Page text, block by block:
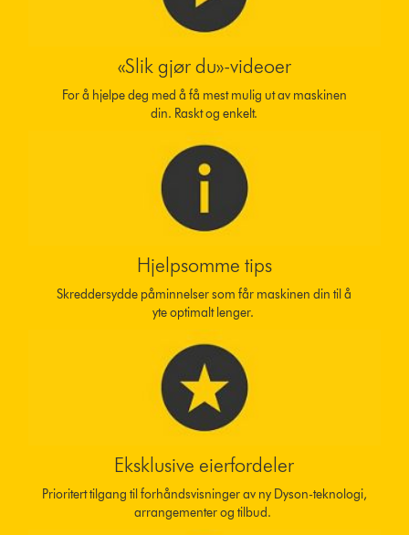
«Slik gjør du»-videoer
For å hjelpe deg med å få mest mulig ut av maskinen
din. Raskt og enkelt.
Hjelpsomme tips
Skreddersydde påminnelser som får maskinen din til å
yte optimalt lenger.
Eksklusive eierfordeler
Prioritert tilgang til forhåndsvisninger av ny Dyson-teknologi,
arrangementer og tilbud.